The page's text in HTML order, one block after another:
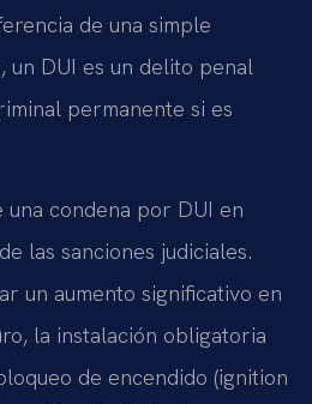
de una simple
un DUI es un delito penal
permanente si es
una condena por DUI en
las sanciones judiciales.
un aumento significativo en
la instalación obligatoria
de encendido (ignition